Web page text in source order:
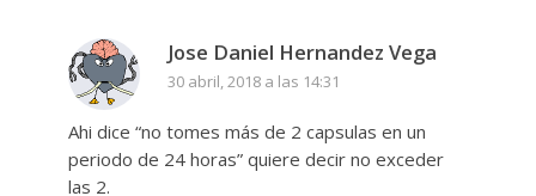
Jose Daniel Hernandez Vega
30 abril, 2018 a las 14:31
Ahi dice “no tomes más de 2 capsulas en un
periodo de 24 horas” quiere decir no exceder
las 2.